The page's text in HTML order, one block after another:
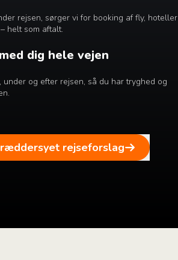
rejsen, sørger vi for booking af fly, hoteller
helt som aftalt.
dig hele vejen
under og efter rejsen, så du har tryghed og
rejseforslag